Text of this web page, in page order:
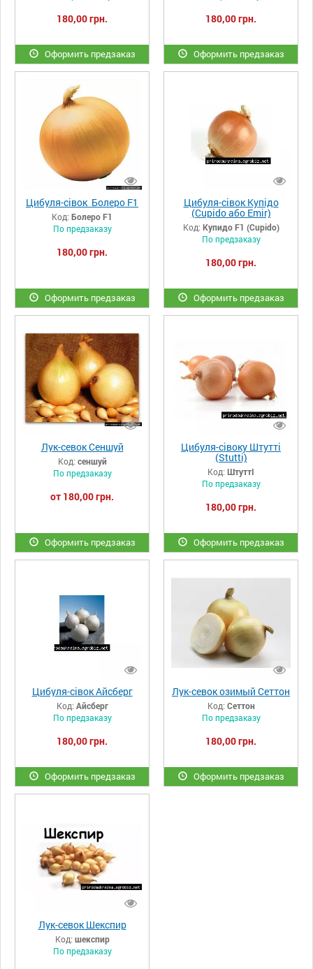
180,00 грн.
Оформить предзаказ
180,00 грн.
Оформить предзаказ
Цибуля-сівок Болеро F1
Код: Болеро F1
По предзаказу
180,00 грн.
Оформить предзаказ
Цибуля-сівок Купідо
(Cupido або Emir)
Код: Купидо F1 (Cupido)
По предзаказу
180,00 грн.
Оформить предзаказ
Лук-севок Сеншуй
Код: сеншуй
По предзаказу
от 180,00 грн.
Оформить предзаказ
Цибуля-сівоку Штутті
(Stutti)
Код: ШтуттІ
По предзаказу
180,00 грн.
Оформить предзаказ
Цибуля-сівок Айсберг
Код: Айсберг
По предзаказу
180,00 грн.
Оформить предзаказ
Лук-севок озимый Сеттон
Код: Сеттон
По предзаказу
180,00 грн.
Оформить предзаказ
Лук-севок Шекспир
Код: шекспир
По предзаказу